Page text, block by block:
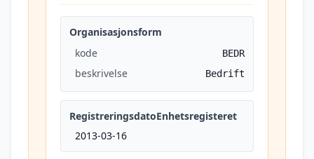
Organisasjonsform
kode
BEDR
beskrivelse Bedrift
RegistreringsdatoEnhetsregisteret
2013-03-16